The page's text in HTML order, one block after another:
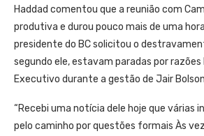
Haddad comentou que a reunião com
produtiva e durou pouco mais de uma
presidente do BC solicitou o
segundo ele, estavam paradas por
Executivo durante a gestão de Jair
“Recebi uma notícia dele hoje que várias
pelo caminho por questões formais Às